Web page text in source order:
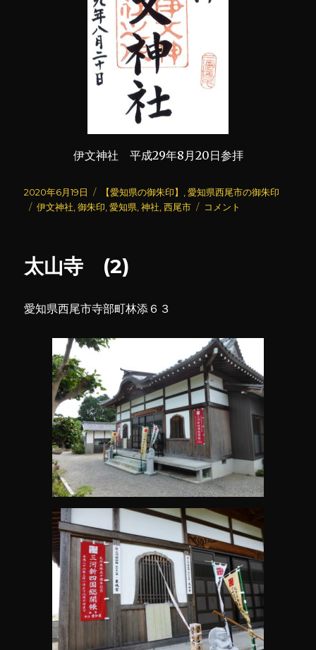
伊文神社 平成29年8月20日参拝
投
稿
2020年6月19日
カ
テ
【愛知県の御朱印】 ,愛知県西尾市の御朱印
タ
伊文神社 ,御朱印 ,愛知県 ,神社 ,西尾市
伊
コメント
太山寺 (2)
愛知県西尾市寺部町林添６３